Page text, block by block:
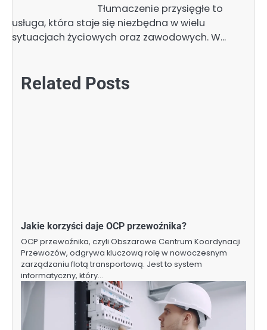
Tłumaczenie przysięgłe to
usługa, która staje się niezbędna w wielu
sytuacjach życiowych oraz zawodowych. W…
Related Posts
Jakie korzyści daje OCP przewoźnika?
OCP przewoźnika, czyli Obszarowe Centrum Koordynacji
Przewozów, odgrywa kluczową rolę w nowoczesnym
zarządzaniu flotą transportową. Jest to system
informatyczny, który…